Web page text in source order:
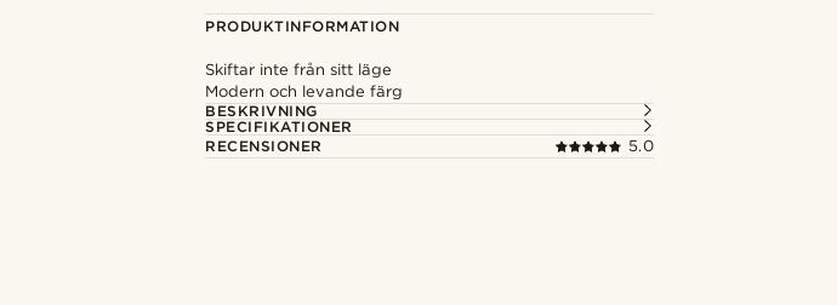
PRODUKTINFORMATION
Skiftar inte från sitt läge
Modern och levande färg
BESKRIVNING
SPECIFIKATIONER
RECENSIONER
5.0